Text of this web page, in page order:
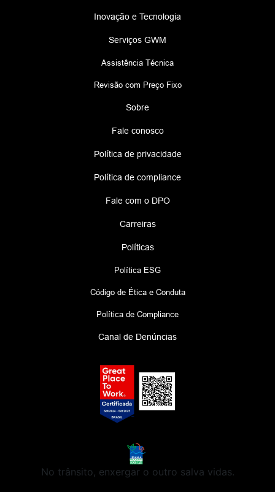
Inovação e Tecnologia
Serviços GWM
Assistência Técnica
Revisão com Preço Fixo
Sobre
Fale conosco
Política de privacidade
Política de compliance
Fale com o DPO
Carreiras
Políticas
Política ESG
Código de Ética e Conduta
Política de Compliance
Canal de Denúncias
No trânsito, enxergar o outro salva vidas.